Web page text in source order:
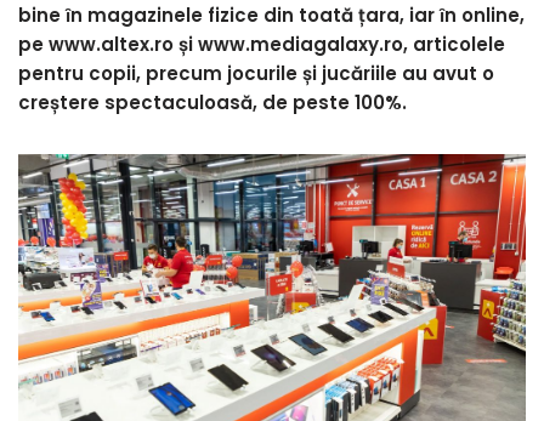
bine ȋn magazinele fizice din toată țara, iar ȋn online,
pe www.altex.ro și www.mediagalaxy.ro, articolele
pentru copii, precum jocurile și jucăriile au avut o
creștere spectaculoasă, de peste 100%.